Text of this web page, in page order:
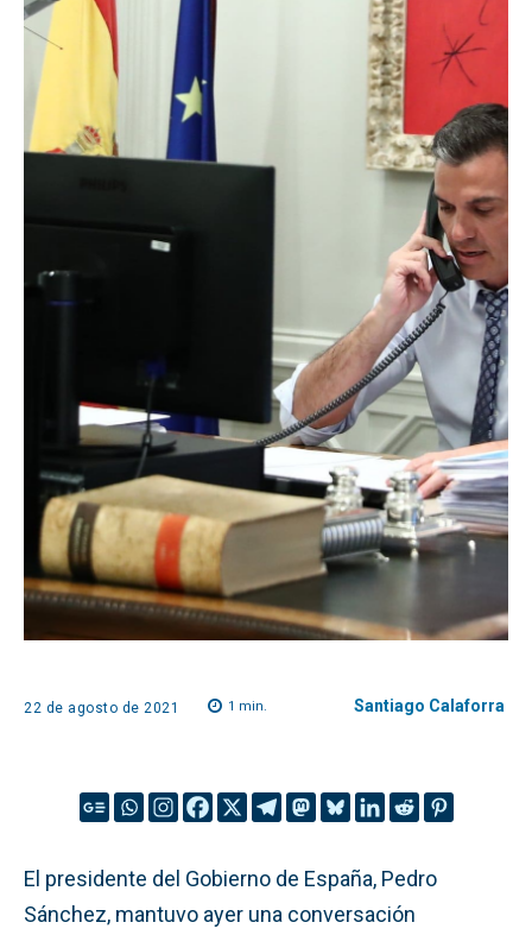
22 de agosto de 2021 1 min. Santiago Calaforra
El presidente del Gobierno de España, Pedro
Sánchez, mantuvo ayer una conversación